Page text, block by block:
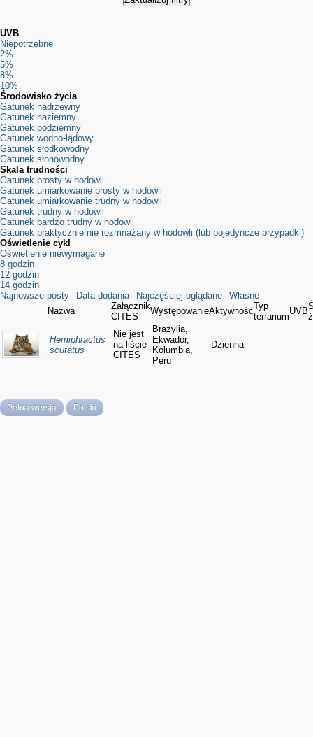
UVB
Niepotrzebne
2%
5%
8%
10%
Środowisko życia
Gatunek nadrzewny
Gatunek naziemny
Gatunek podziemny
Gatunek wodno-lądowy
Gatunek słodkowodny
Gatunek słonowodny
Skala trudności
Gatunek prosty w hodowli
Gatunek umiarkowanie prosty w hodowli
Gatunek umiarkowanie trudny w hodowli
Gatunek trudny w hodowli
Gatunek bardzo trudny w hodowli
Gatunek praktycznie nie rozmnażany w hodowli (lub pojedyncze przypadki)
Oświetlenie cykl
Oświetlenie niewymagane
8 godzin
12 godzin
14 godzin
Najnowsze posty
Data dodania Najczęściej oglądane
Własne
Nazwa
Załącznik
CITES
WystępowanieAktywnośćTyp
terrarium
UVB
Hemiphractus
scutatus
Nie jest
na liście
CITES
Brazylia,
Ekwador,
Kolumbia,
Peru
Dzienna
Pełna wersja Polski